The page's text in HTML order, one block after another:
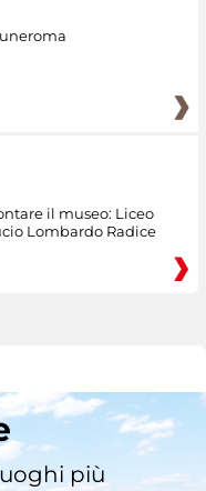
il museo: Liceo
Lombardo Radice
più